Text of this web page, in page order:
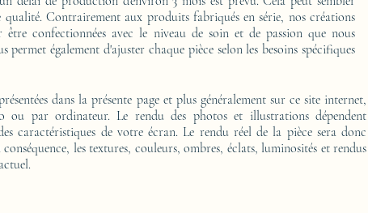
qualité. Contrairement aux produits fabriqués en série, nos créations
être confectionnées avec le niveau de soin et de passion que nous
permet également d'ajuster chaque pièce selon les besoins spécifiques
dans la présente page et plus généralement sur ce site internet,
ou par ordinateur. Le rendu des photos et illustrations dépendent
caractéristiques de votre écran. Le rendu réel de la pièce sera donc
les textures, couleurs, ombres, éclats, luminosités et rendus